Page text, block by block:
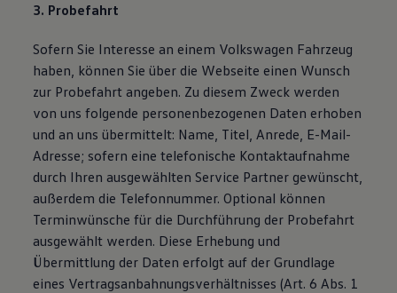
3. Probefahrt
Sofern Sie Interesse an einem Volkswagen Fahrzeug
haben, können Sie über die Webseite einen Wunsch
zur Probefahrt angeben. Zu diesem Zweck werden
von uns folgende personenbezogenen Daten erhoben
und an uns übermittelt: Name, Titel, Anrede, E-Mail-
Adresse; sofern eine telefonische Kontaktaufnahme
durch Ihren ausgewählten Service Partner gewünscht,
außerdem die Telefonnummer. Optional können
Terminwünsche für die Durchführung der Probefahrt
ausgewählt werden. Diese Erhebung und
Übermittlung der Daten erfolgt auf der Grundlage
eines Vertragsanbahnungsverhältnisses (Art. 6 Abs. 1